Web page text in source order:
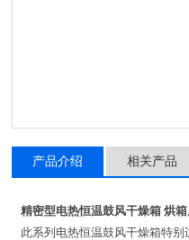
产品介绍 相关产品
精密型电热恒温鼓风干燥箱 烘箱
此系列电热恒温鼓风干燥箱特